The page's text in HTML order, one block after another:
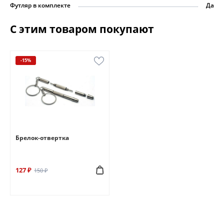
Футляр в комплекте
Да
С этим товаром покупают
-15%
Брелок-отвертка
127 ₽ 150 ₽